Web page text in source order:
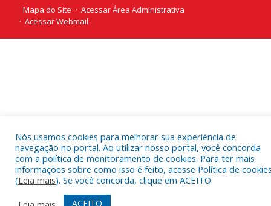
Mapa do Site
Acessar Área Administrativa
Acessar Webmail
Nós usamos cookies para melhorar sua experiência de
navegação no portal. Ao utilizar nosso portal, você concorda
com a política de monitoramento de cookies. Para ter mais
informações sobre como isso é feito, acesse Política de
(Leia mais). Se você concorda, clique em ACEITO.
ACEITO